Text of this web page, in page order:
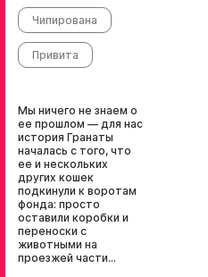
Чипирована
Привита
Мы ничего не знаем о
ее прошлом — для нас
история Гранаты
началась с того, что
ее и нескольких
других кошек
подкинули к воротам
фонда: просто
оставили коробки и
переноски с
животными на
проезжей части...